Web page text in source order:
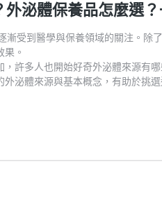
泌體保養品怎麼選
漸受到醫學與保養領域的關注。除
。
，許多人也開始好奇外泌體來源有
泌體來源與基本概念，有助於挑